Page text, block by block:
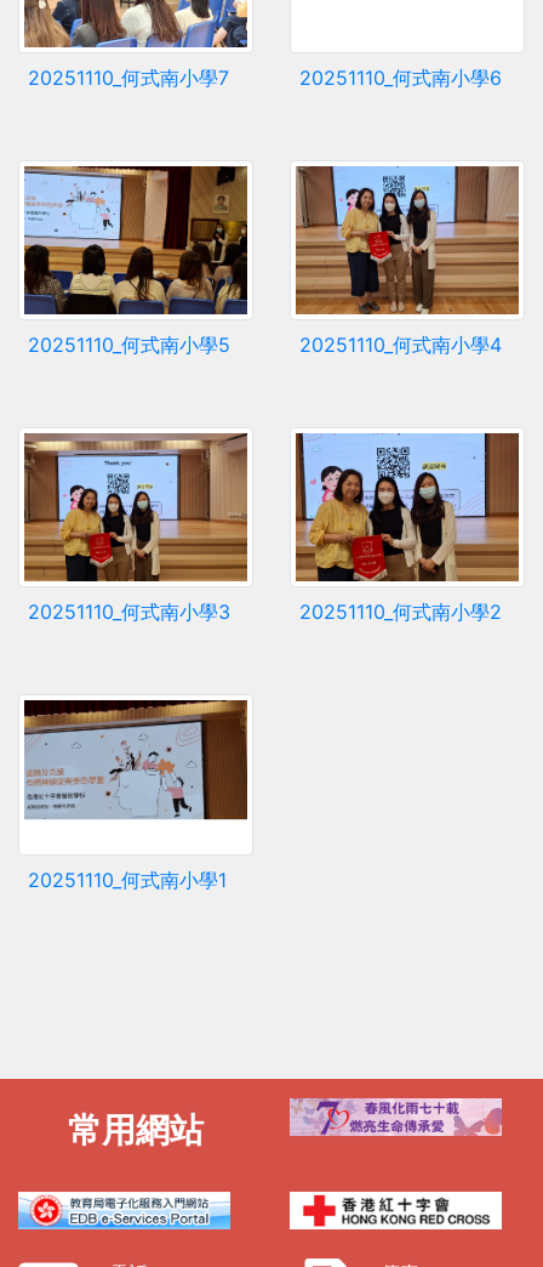
20251110_何式南小學7 20251110_何式南小學6
20251110_何式南小學5 20251110_何式南小學4
20251110_何式南小學3 20251110_何式南小學2
20251110_何式南小學1
常用網站